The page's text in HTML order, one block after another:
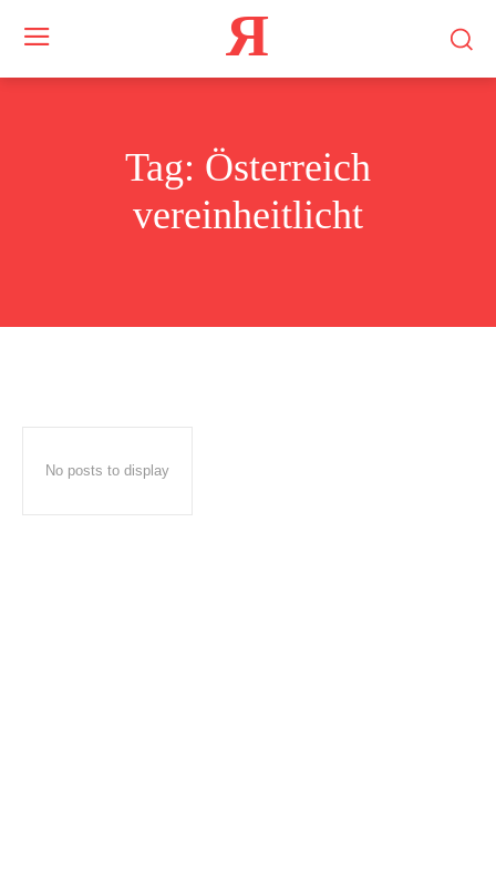
Я
Tag: Österreich
vereinheitlicht
No posts to display